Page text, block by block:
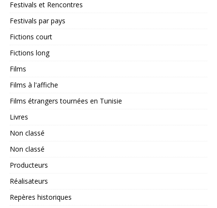
Festivals et Rencontres
Festivals par pays
Fictions court
Fictions long
Films
Films à l'affiche
Films étrangers tournées en Tunisie
Livres
Non classé
Non classé
Producteurs
Réalisateurs
Repères historiques